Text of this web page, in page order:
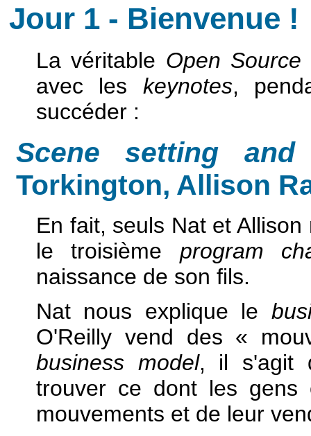
Jour 1 - Bienvenue !
La véritable Open Source
avec les keynotes,
succéder :
Scene setting and
Torkington, Allison
En fait, seuls Nat et
le troisième program
naissance de son fils.
Nat nous explique le
O'Reilly vend des «
business model, il s'agit
trouver ce dont les gens
mouvements et de leur